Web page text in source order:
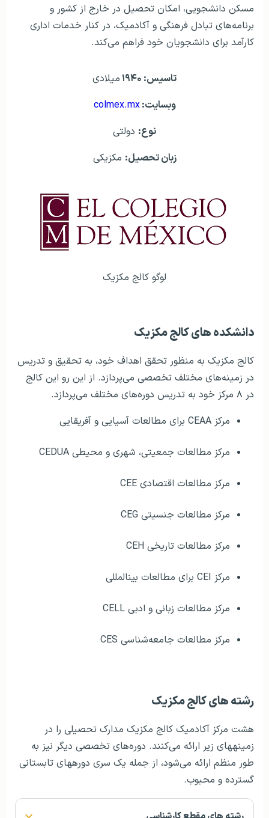
مسکن دانشجویی، امکان تحصیل در خارج از کشور و
برنامه‌های تبادل فرهنگی و آکادمیک، در کنار خدمات اداری
کارآمد برای دانشجویان خود فراهم می‌کند.
تاسيس: ۱۹۴۰
ميلادی
وبسايت:colmex.mx
نوع: دولتی
زبان تحصيل: مکزیکی
لوگو کالج مکزیک
دانشکده های کالج مکزیک
کالج مکزیک به منظور تحقق اهداف خود، به تحقیق و تدریس
در زمینه‌های مختلف تخصصی می‌پردازد. از این رو این کالج
در ۸ مرکز خود به تدریس دوره‌های مختلف می‌پردازد.
مرکز CEAA برای مطالعات آسیایی و آفریقایی
مرکز مطالعات جمعیتی، شهری و محیطی CEDUA
مرکز مطالعات اقتصادی CEE
مرکز مطالعات جنسیتی CEG
مرکز مطالعات تاریخی CEH
مرکز CEI برای مطالعات بین‎المللی
مرکز مطالعات زبانی و ادبی CELL
مرکز مطالعات جامعه‌شناسی CES
رشته های کالج مکزیک
هشت مرکز آکادمیک کالج مکزیک مدارک تحصیلی را در
زمینه‎های زیر ارائه می‌کنند. دوره‌های تخصصی دیگر نیز به
طور منظم ارائه می‌شود، از جمله یک سری دوره‎های تابستانی
گسترده و محبوب.